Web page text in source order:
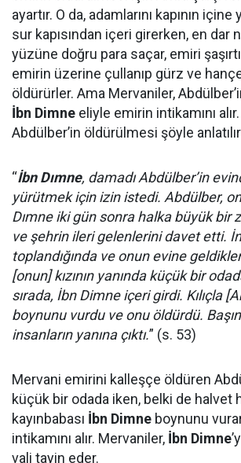
ayartır. O da, adamlarını kapının
sur kapısından içeri girerken, en dar
yüzüne doğru para saçar, emiri
emirin üzerine çullanıp gürz ve
öldürürler. Ama Mervaniler,
İbn Dimne eliyle emirin intikamını
Abdülber’in öldürülmesi şöyle
“İbn Dımne, damadı Abdülber’in
yürütmek için izin istedi. Abdülber,
Dımne iki gün sonra halka büyük bir
ve şehrin ileri gelenlerini davet etti.
toplandığında ve onun evine
[onun] kızının yanında küçük bir
sırada, İbn Dimne içeri girdi. Kılıçla
boynunu vurdu ve onu öldürdü.
insanların yanına çıktı.” (s. 53)
Mervani emirini kalleşçe öldüren
küçük bir odada iken, belki de halvet
kayınbabası İbn Dimne boynunu
intikamını alır. Mervaniler, İbn Dimne
vali tayin eder.